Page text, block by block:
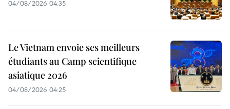
04/08/2026 04:35
Le Vietnam envoie ses meilleurs
étudiants au Camp scientifique
asiatique 2026
04/08/2026 04:25